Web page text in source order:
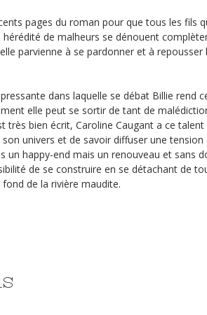
pages du roman pour que tous les fils
de malheurs se dénouent
parvienne à se pardonner et à
dans laquelle se débat Billie rend
elle peut se sortir de tant de
très bien écrit, Caroline Caugant a ce
univers et de savoir diffuser une tension
un happy-end mais un renouveau et sans
de se construire en se détachant de
de la rivière maudite.